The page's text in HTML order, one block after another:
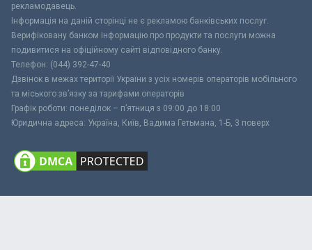
рекламодавець.
Інформація на даній сторінці не є рекламою банківських послуг.
Верифіковану банком інформацію про продукти та послуги можна
подивитися на офіційному сайті відповідного банку.
Телефон: (044) 392-47-40
Дзвінок в межах території України з усіх номерів операторів мобільного
та міського зв’язку за тарифами операторів
Графік роботи: понеділок – п’ятниця з 09:00 до 18:00
Юридична адреса: Україна, Київ, Вадима Гетьмана, 1-Б, 3 поверх